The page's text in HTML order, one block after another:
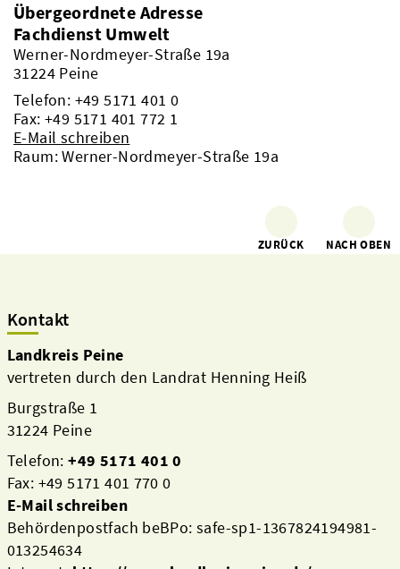
Übergeordnete Adresse
Fachdienst Umwelt
Werner-Nordmeyer-Straße 19a
31224 Peine
Telefon: +49 5171 401 0
Fax: +49 5171 401 772 1
E-Mail schreiben
Raum: Werner-Nordmeyer-Straße 19a
ZURÜCK NACH OBEN
Kontakt
Landkreis Peine
vertreten durch den Landrat Henning Heiß
Burgstraße 1
31224 Peine
Telefon:+49 5171 401 0
Fax: +49 5171 401 770 0
E-Mail schreiben
Behördenpostfach beBPo: safe-sp1-1367824194981-
013254634